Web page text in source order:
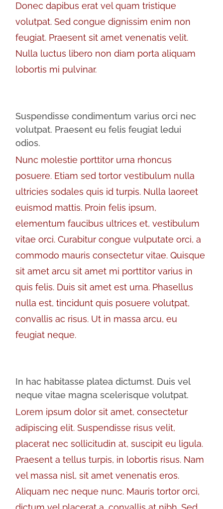
Donec dapibus erat vel quam tristique
volutpat. Sed congue dignissim enim non
feugiat. Praesent sit amet venenatis velit.
Nulla luctus libero non diam porta aliquam
lobortis mi pulvinar.
Suspendisse condimentum varius orci nec
volutpat. Praesent eu felis feugiat ledui
odios.
Nunc molestie porttitor urna rhoncus
posuere. Etiam sed tortor vestibulum nulla
ultricies sodales quis id turpis. Nulla laoreet
euismod mattis. Proin felis ipsum,
elementum faucibus ultrices et, vestibulum
vitae orci. Curabitur congue vulputate orci, a
commodo mauris consectetur vitae. Quisque
sit amet arcu sit amet mi porttitor varius in
quis felis. Duis sit amet est urna. Phasellus
nulla est, tincidunt quis posuere volutpat,
convallis ac risus. Ut in massa arcu, eu
feugiat neque.
In hac habitasse platea dictumst. Duis vel
neque vitae magna scelerisque volutpat.
Lorem ipsum dolor sit amet, consectetur
adipiscing elit. Suspendisse risus velit,
placerat nec sollicitudin at, suscipit eu ligula.
Praesent a tellus turpis, in lobortis risus. Nam
vel massa nisl, sit amet venenatis eros.
Aliquam nec neque nunc. Mauris tortor orci,